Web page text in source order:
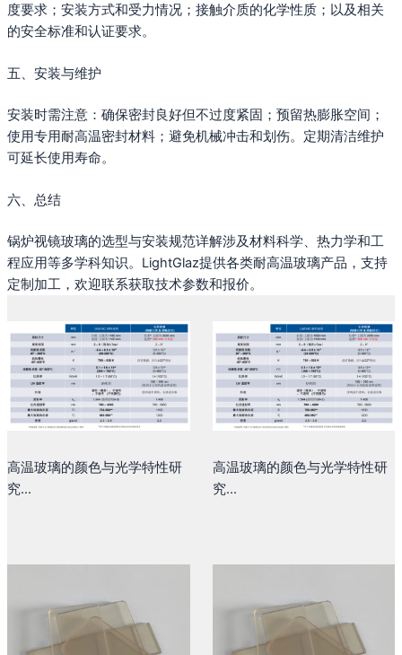
度要求；安装方式和受力情况；接触介质的化学性质；以及相关
的安全标准和认证要求。
五、安装与维护
安装时需注意：确保密封良好但不过度紧固；预留热膨胀空间；
使用专用耐高温密封材料；避免机械冲击和划伤。定期清洁维护
可延长使用寿命。
六、总结
锅炉视镜玻璃的选型与安装规范详解涉及材料科学、热力学和工
程应用等多学科知识。LightGlaz提供各类耐高温玻璃产品，支持
定制加工，欢迎联系获取技术参数和报价。
高温玻璃的颜色与光学特性研
究...
高温玻璃的颜色与光学特性研
究...